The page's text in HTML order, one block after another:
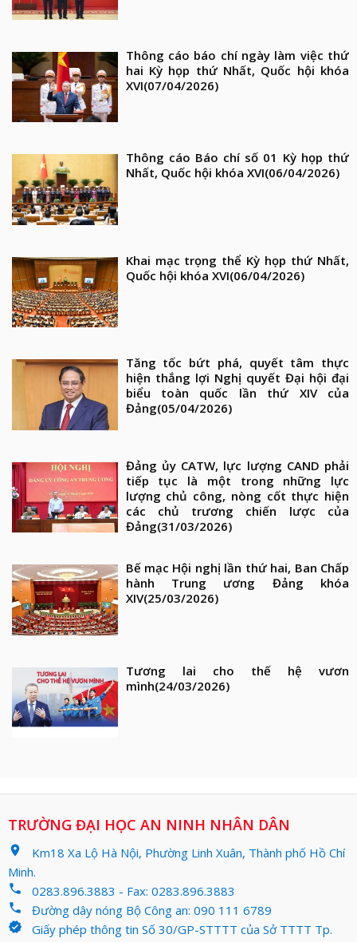
Thông cáo báo chí ngày làm việc thứ
hai Kỳ họp thứ Nhất, Quốc hội khóa
XVI(07/04/2026)
Thông cáo Báo chí số 01 Kỳ họp thứ
Nhất, Quốc hội khóa XVI(06/04/2026)
Khai mạc trọng thể Kỳ họp thứ Nhất,
Quốc hội khóa XVI(06/04/2026)
Tăng tốc bứt phá, quyết tâm thực
hiện thắng lợi Nghị quyết Đại hội đại
biểu toàn quốc lần thứ XIV của
Đảng(05/04/2026)
Đảng ủy CATW, lực lượng CAND phải
tiếp tục là một trong những lực
lượng chủ công, nòng cốt thực hiện
các chủ trương chiến lược của
Đảng(31/03/2026)
Bế mạc Hội nghị lần thứ hai, Ban Chấp
hành Trung ương Đảng khóa
XIV(25/03/2026)
Tương lai cho thế hệ vươn
mình(24/03/2026)
TRƯỜNG ĐẠI HỌC AN NINH NHÂN DÂN
location_on
Km18 Xa Lộ Hà Nội, Phường Linh Xuân, Thành phố Hồ Chí
Minh.
phone 0283.896.3883 - Fax: 0283.896.3883
phone Đường dây nóng Bộ Công an: 090 111 6789
verified
Giấy phép thông tin Số 30/GP-STTTT của Sở TTTT Tp.